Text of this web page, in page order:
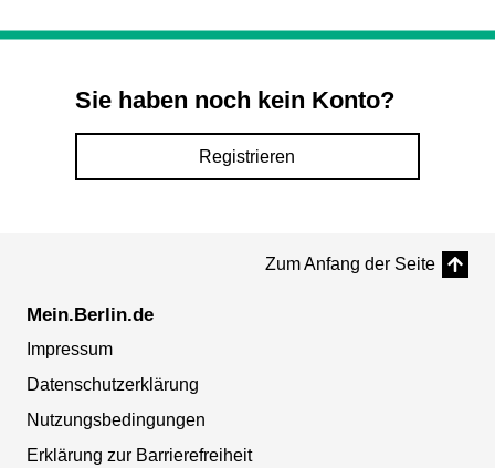
Sie haben noch kein Konto?
Registrieren
Zum Anfang der Seite
Mein.Berlin.de
Impressum
Datenschutzerklärung
Nutzungsbedingungen
Erklärung zur Barrierefreiheit